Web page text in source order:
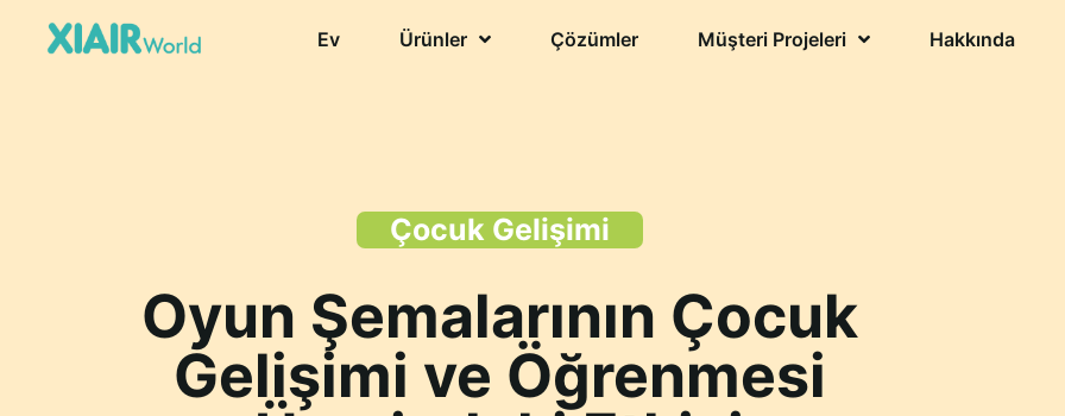
Ev Ürünler Çözümler Müşteri Projeleri Hakkında
Çocuk Gelişimi
Oyun Şemalarının Çocuk
Gelişimi ve Öğrenmesi